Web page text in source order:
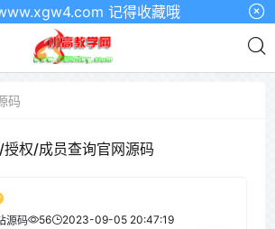
记得收藏哦
码
权/成员查询官网源码
源码 56 2023-09-05 20:47:19